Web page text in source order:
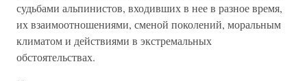
судьбами альпинистов, входивших в нее в разное время,
их взаимоотношениями, сменой поколений, моральным
климатом и действиями в экстремальных
обстоятельствах.